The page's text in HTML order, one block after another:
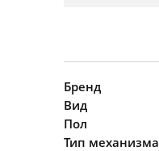
Бренд
Вид
Пол
Тип механизма